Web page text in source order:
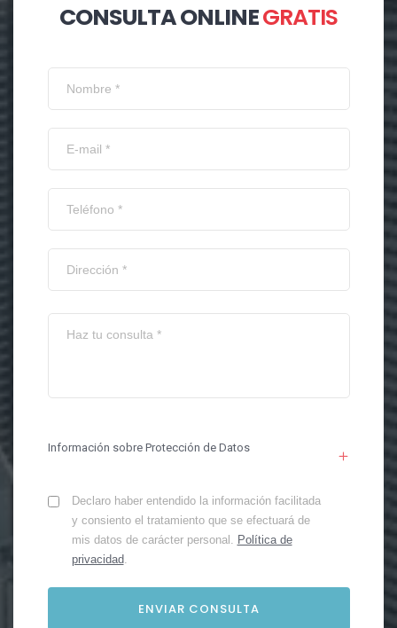
CONSULTA ONLINEGRATIS
Información sobre Protección de Datos
Declaro haber entendido la información facilitada
y consiento el tratamiento que se efectuará de
mis datos de carácter personal. Política de
privacidad.